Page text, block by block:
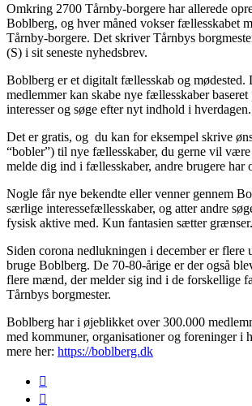
Omkring 2700 Tårnby-borgere har allerede
Boblberg, og hver måned vokser fællesskabet
Tårnby-borgere. Det skriver Tårnbys
(S) i sit seneste nyhedsbrev.
Boblberg er et digitalt fællesskab og mødested.
medlemmer kan skabe nye fællesskaber
interesser og søge efter nyt indhold i hverdagen.
Det er gratis, og du kan for eksempel skrive
“bobler”) til nye fællesskaber, du gerne vil
melde dig ind i fællesskaber, andre brugere har
Nogle får nye bekendte eller venner gennem
særlige interessefællesskaber, og atter andre
fysisk aktive med. Kun fantasien sætter grænser.
Siden corona nedlukningen i december er flere
bruge Boblberg. De 70-80-årige er der også
flere mænd, der melder sig ind i de forskellige
Tårnbys borgmester.
Boblberg har i øjeblikket over 300.000
med kommuner, organisationer og foreninger i
mere her: https://boblberg.dk